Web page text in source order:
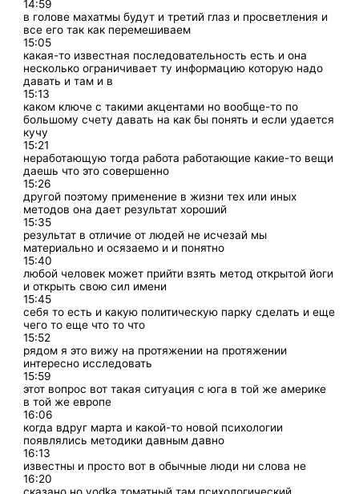
14:59
в голове махатмы будут и третий глаз и просветления и
все его так как перемешиваем
15:05
какая-то известная последовательность есть и она
несколько ограничивает ту информацию которую надо
давать и там и в
15:13
каком ключе с такими акцентами но вообще-то по
большому счету давать на как бы понять и если удается
кучу
15:21
неработающую тогда работа работающие какие-то вещи
даешь что это совершенно
15:26
другой поэтому применение в жизни тех или иных
методов она дает результат хороший
15:35
результат в отличие от людей не исчезай мы
материально и осязаемо и и понятно
15:40
любой человек может прийти взять метод открытой йоги
и открыть свою сил имени
15:45
себя то есть и какую политическую парку сделать и еще
чего то еще что то что
15:52
рядом я это вижу на протяжении на протяжении
интересно исследовать
15:59
этот вопрос вот такая ситуация с юга в той же америке
в той же европе
16:06
когда вдруг марта и какой-то новой психологии
появлялись методики давным давно
16:13
известны и просто вот в обычные люди ни слова не
16:20